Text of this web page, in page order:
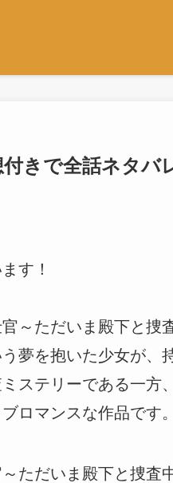
きで全話ネタバ
す！
～ただいま殿下と捜
夢を抱いた少女が、
ステリーである一方
ロマンスな作品です。
ただいま殿下と捜査